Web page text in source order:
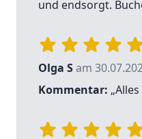
und endsorgt.
Olga Sam
Kommentar: